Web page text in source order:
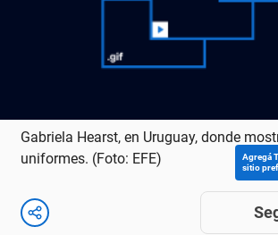
Gabriela Hearst, en Uruguay, donde
uniformes. (Foto: EFE)
Agregá
sitio